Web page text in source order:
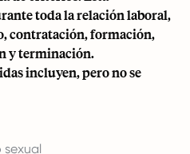
toda la relación laboral,
contratación, formación,
y terminación.
incluyen, pero no se